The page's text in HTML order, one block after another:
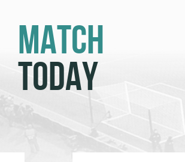
MATCH
TODAY